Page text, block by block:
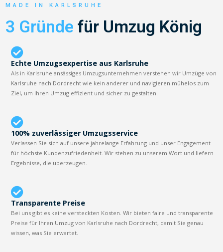
MADE IN KARLSRUHE
3 Gründe für Umzug König
Echte Umzugsexpertise aus Karlsruhe
Als in Karlsruhe ansässiges Umzugsunternehmen verstehen wir Umzüge von
Karlsruhe nach Dordrecht wie kein anderer und navigieren mühelos zum
Ziel, um Ihren Umzug effizient und sicher zu gestalten.
100% zuverlässiger Umzugsservice
Verlassen Sie sich auf unsere jahrelange Erfahrung und unser Engagement
für höchste Kundenzufriedenheit. Wir stehen zu unserem Wort und liefern
Ergebnisse, die überzeugen.
Transparente Preise
Bei uns gibt es keine versteckten Kosten. Wir bieten faire und transparente
Preise für Ihren Umzug von Karlsruhe nach Dordrecht, damit Sie genau
wissen, was Sie erwartet.